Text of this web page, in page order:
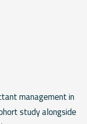
management in
study alongside